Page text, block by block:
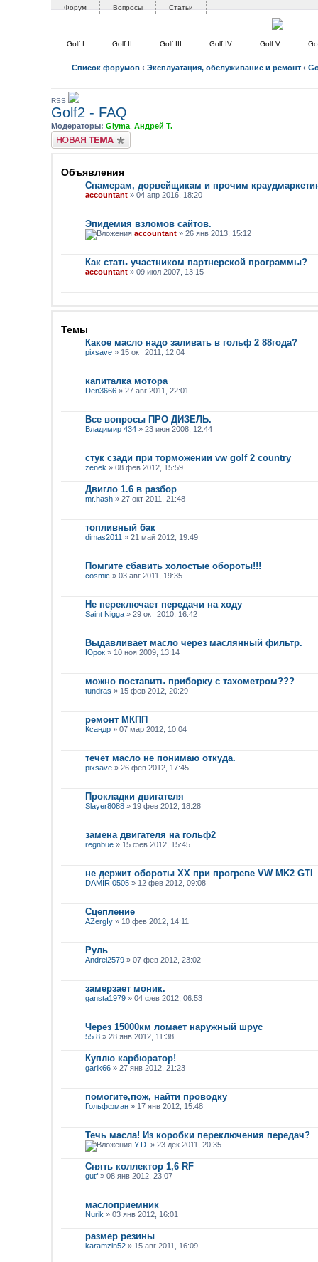
Форум Вопросы Статьи
Golf I Golf II Golf III Golf IV Golf V
Список форумов ‹ Эксплуатация, обслуживание и ремонт ‹
RSS
Golf2 - FAQ
Модераторы: Glyma Андрей Т.
Новая тема
Объявления
Спамерам, дорвейщикам и прочим
accountant » 04 апр 2016, 18:20
Эпидемия взломов сайтов.
accountant » 26 янв 2013, 15:12
Как стать участником партнерской программы?
accountant » 09 июл 2007, 13:15
Темы
Какое масло надо заливать в гольф 2 88года?
pixsave » 15 окт 2011, 12:04
капиталка мотора
Den3666 » 27 авг 2011, 22:01
Все вопросы ПРО ДИЗЕЛЬ.
Владимир 434 » 23 июн 2008, 12:44
стук сзади при торможении vw golf 2 country
zenek » 08 фев 2012, 15:59
Двигло 1.6 в разбор
mr.hash » 27 окт 2011, 21:48
топливный бак
dimas2011 » 21 май 2012, 19:49
Помгите сбавить холостые обороты!!!
cosmic » 03 авг 2011, 19:35
Не переключает передачи на ходу
Saint Nigga » 29 окт 2010, 16:42
Выдавливает масло через маслянный фильтр.
Юрок » 10 ноя 2009, 13:14
можно поставить приборку с тахометром???
tundras » 15 фев 2012, 20:29
ремонт МКПП
Ксандр » 07 мар 2012, 10:04
течет масло не понимаю откуда.
pixsave » 26 фев 2012, 17:45
Прокладки двигателя
Slayer8088 » 19 фев 2012, 18:28
замена двигателя на гольф2
regnbue » 15 фев 2012, 15:45
не держит обороты ХХ при прогреве VW MK2 GTI
DAMIR 0505 » 12 фев 2012, 09:08
Сцепление
AZergIy » 10 фев 2012, 14:11
Руль
Andrei2579 » 07 фев 2012, 23:02
замерзает моник.
gansta1979 » 04 фев 2012, 06:53
Через 15000км ломает наружный шрус
55.8 » 28 янв 2012, 11:38
Куплю карбюратор!
garik66 » 27 янв 2012, 21:23
помогите,пож, найти проводку
Гольффман » 17 янв 2012, 15:48
Течь масла! Из коробки переключения передач?
Y.D. » 23 дек 2011, 20:35
Снять коллектор 1,6 RF
gutf » 08 янв 2012, 23:07
маслоприемник
Nurik » 03 янв 2012, 16:01
размер резины
karamzin52 » 15 авг 2011, 16:09